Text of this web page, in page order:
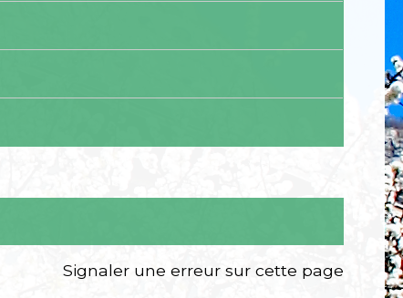
Signaler une erreur sur cette page